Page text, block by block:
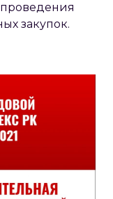
закупок.
ТАБЛИЦА
ТРУДОВОГО